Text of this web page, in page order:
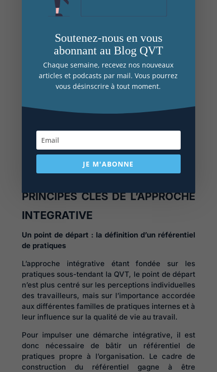
QVT permet ainsi à chaque organisation de bâtir
un système de management permanent, intégré à
l’amélioration continue la qualité de vie au travail
des travailleurs.
PRINCIPES CLES DE L’APPROCHE
INTEGRATIVE
Un point de départ : la définition d’un référentiel
de pratiques
L’approche intégrative étant fondée sur les
pratiques sous-tendant la QVT, le point de départ
n’est plus centré sur les perceptions individuelles
des travailleurs, mais sur l’importance accordée
aux différentes familles de pratiques internes et à
leur influence sur la qualité de vie au travail.
Pour impulser une démarche intégrative, il est
donc nécessaire de bâtir un référentiel de
pratiques propre à l’organisation. Le cadre de
construction du référentiel gagne à être
Soutenez-nous en vous
abonnant au Blog QVT
Chaque semaine, recevez nos nouveaux
articles et podcasts par mail. Vous pourrez
vous désinscrire à tout moment.
JE M'ABONNE